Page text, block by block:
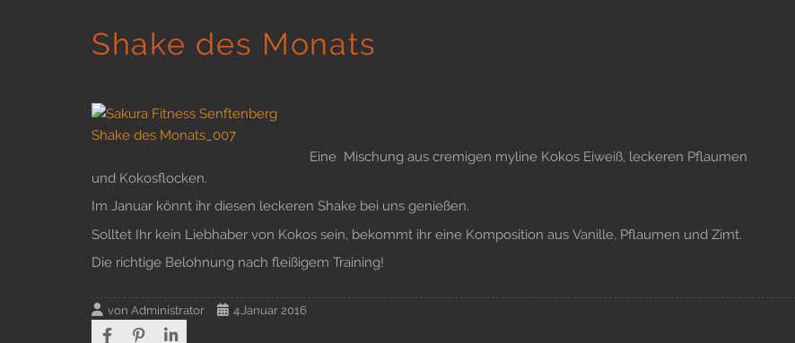
Shake des Monats
Eine Mischung aus cremigen myline Kokos Eiweiß, leckeren Pflaumen
und Kokosflocken.
Im Januar könnt ihr diesen leckeren Shake bei uns genießen.
Solltet Ihr kein Liebhaber von Kokos sein, bekommt ihr eine Komposition aus Vanille, Pflaumen und Zimt.
Die richtige Belohnung nach fleißigem Training!
von Administrator 4.Januar 2016